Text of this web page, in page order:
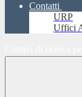
Contatti
URP
Uffici